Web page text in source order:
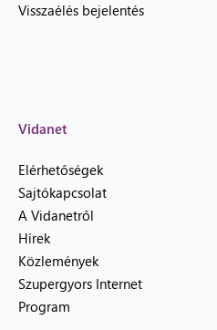
Visszaélés bejelentés
Vidanet
Elérhetőségek
Sajtókapcsolat
A Vidanetről
Hírek
Közlemények
Szupergyors Internet
Program